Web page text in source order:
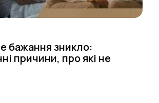
бажання зникло:
причини, про які не